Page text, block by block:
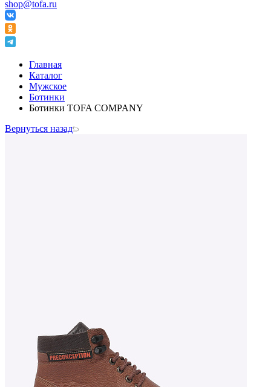
shop@tofa.ru
Главная
Каталог
Мужское
Ботинки
Ботинки TOFA COMPANY
Вернуться назад